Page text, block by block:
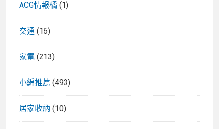
ACG情報橘 (1)
交通 (16)
家電 (213)
小編推薦 (493)
居家收納 (10)